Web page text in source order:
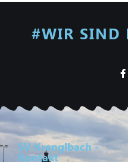
#WIR SIND
SV Krenglbach -
Kontakt